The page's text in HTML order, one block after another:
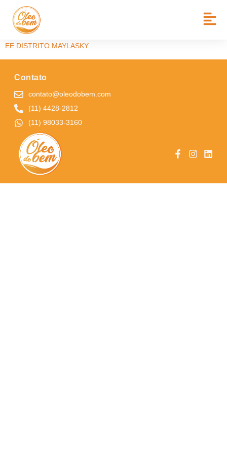
BAIRRO:
MAYLASKY
EE DISTRITO MAYLASKY
Contato
contato@oleodobem.com
(11) 4428-2812
(11) 98033-3160